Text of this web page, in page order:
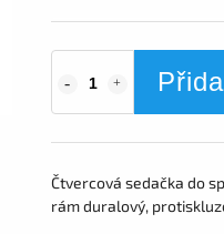
Čtvercová sedačka do
rám duralový,